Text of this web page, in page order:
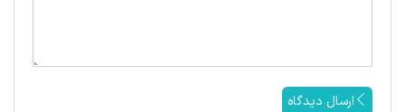
ارسال دیدگاه